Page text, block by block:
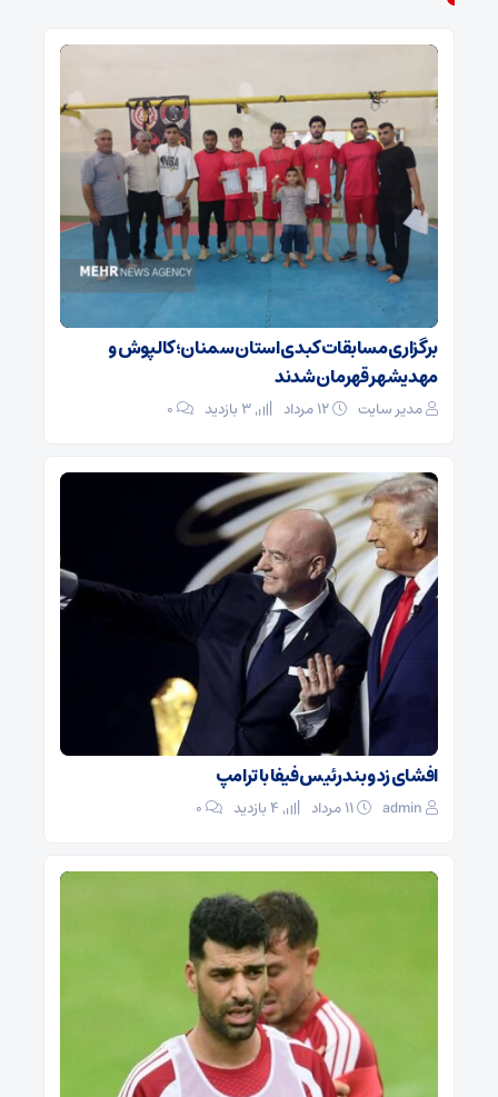
برگزاری مسابقات کبدی استان سمنان؛ کالپوش و
مهدیشهر قهرمان شدند
مدیر سایت ۰
افشای زد و بند رئیس فیفا با ترامپ
admin ۰